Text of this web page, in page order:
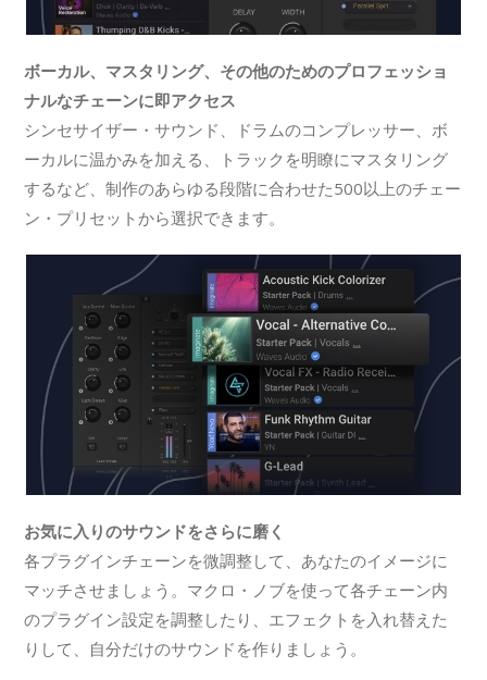
ボーカル、マスタリング、その他のためのプロフェッショ
ナルなチェーンに即アクセス
シンセサイザー・サウンド、ドラムのコンプレッサー、ボ
ーカルに温かみを加える、トラックを明瞭にマスタリング
するなど、制作のあらゆる段階に合わせた500以上のチェー
ン・プリセットから選択できます。
お気に入りのサウンドをさらに磨く
各プラグインチェーンを微調整して、あなたのイメージに
マッチさせましょう。マクロ・ノブを使って各チェーン内
のプラグイン設定を調整したり、エフェクトを入れ替えた
りして、自分だけのサウンドを作りましょう。